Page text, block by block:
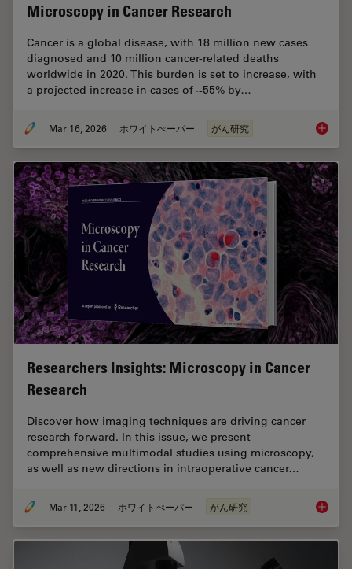
Microscopy in Cancer Research
Cancer is a global disease, with 18 million new cases
diagnosed and 10 million cancer-related deaths
worldwide in 2020. This burden is set to increase, with
a projected increase in cases of ~55% by…
Mar 16, 2026 ホワイトぺーパー がん研究
Researchers Insights: Microscopy in Cancer
Research
Discover how imaging techniques are driving cancer
research forward. In this issue, we present
comprehensive multimodal studies using microscopy,
as well as new directions in intraoperative cancer…
Mar 11, 2026 ホワイトぺーパー がん研究